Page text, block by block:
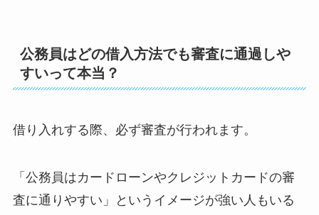
公務員はどの借入方法でも審査に通過しや
すいって本当？
借り入れする際、必ず審査が行われます。
「公務員はカードローンやクレジットカードの審
査に通りやすい」というイメージが強い人もいる